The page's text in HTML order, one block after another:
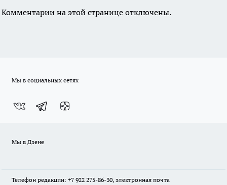
Комментарии на этой странице отключены.
Мы в социальных сетях
Мы в Дзене
Телефон редакции: +7 922 275-86-30, электронная почта